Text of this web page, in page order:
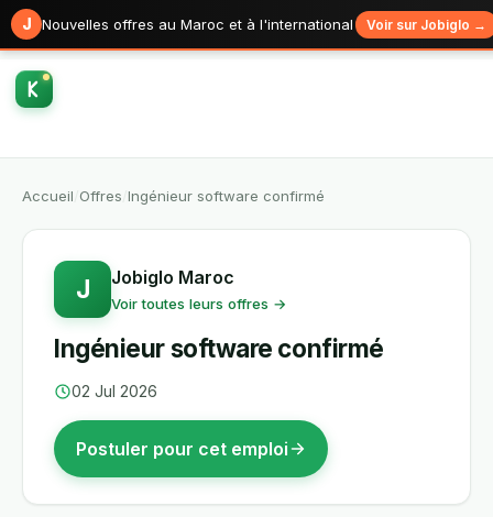
J Nouvelles offres au Maroc et à l'international Voir sur Jobiglo →
Accueil Offres Ingénieur software confirmé
J Jobiglo Maroc
Voir toutes leurs offres →
Ingénieur software confirmé
02 Jul 2026
Postuler pour cet emploi